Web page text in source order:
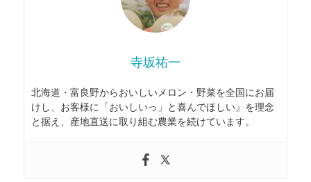
寺坂祐一
北海道・富良野からおいしいメロン・野菜を全国にお届
けし、お客様に「おいしいっ」と喜んでほしい』を理念
と据え、産地直送に取り組む農業を続けています。